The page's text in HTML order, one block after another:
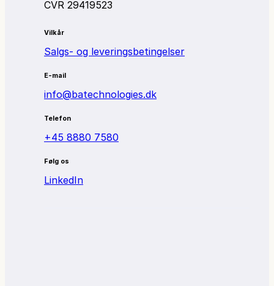
CVR 29419523
Vilkår
Salgs- og leveringsbetingelser
E-mail
info@batechnologies.dk
Telefon
+45 8880 7580
Følg os
LinkedIn